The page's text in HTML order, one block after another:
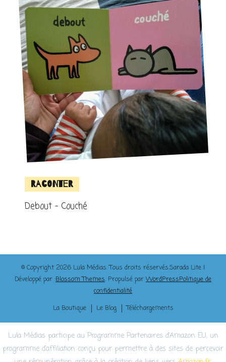
Raconter
Debout – Couché
© Copyright 2026 Lula Médias. Tous droits réservés.Sarada Lite |
Développé par :Blossom Themes. Propulsé parWordPressPolitique de
confidentialité
La Boutique
Le Blog Téléchargements
Lula Médias participe au Programme Partenaires d’Amazon EU, un
programme d’affiliation conçu pour permettre à des sites de percevoir